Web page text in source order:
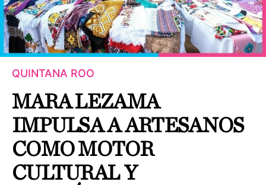
QUINTANA ROO
MARA LEZAMA
IMPULSA A ARTESANOS
COMO MOTOR
CULTURAL Y